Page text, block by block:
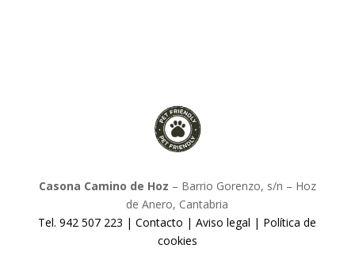
Casona Camino de Hoz – Barrio Gorenzo, s/n – Hoz
de Anero, Cantabria
Tel. 942 507 223 |Contacto |Aviso legal | Política de
cookies